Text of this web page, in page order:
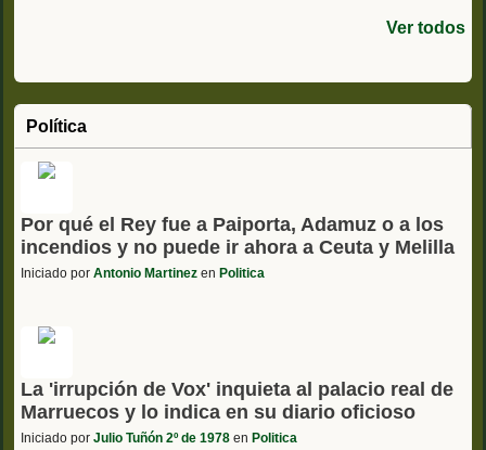
Ver todos
Política
Por qué el Rey fue a Paiporta, Adamuz o a los
incendios y no puede ir ahora a Ceuta y Melilla
Iniciado por Antonio Martinez en Politica
La 'irrupción de Vox' inquieta al palacio real de
Marruecos y lo indica en su diario oficioso
Iniciado por Julio Tuñón 2º de 1978 en Politica